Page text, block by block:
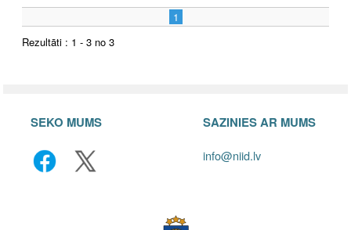
1
Rezultāti : 1 - 3 no 3
SEKO MUMS SAZINIES AR MUMS
info@niid.lv